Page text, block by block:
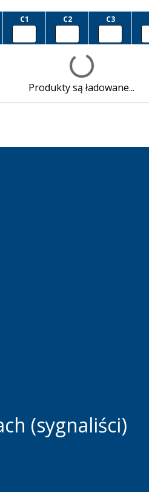
C1 C2 C3
Produkty są ładowane...
(sygnaliści)